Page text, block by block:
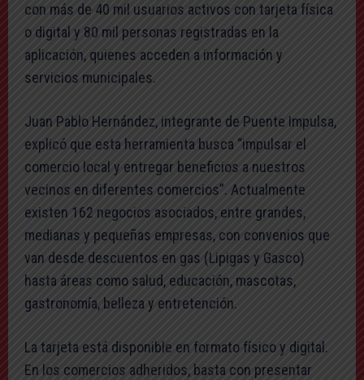
con más de 40 mil usuarios activos con tarjeta física
o digital y 80 mil personas registradas en la
aplicación, quienes acceden a información y
servicios municipales.
Juan Pablo Hernández, integrante de Puente Impulsa,
explicó que esta herramienta busca “impulsar el
comercio local y entregar beneficios a nuestros
vecinos en diferentes comercios”. Actualmente
existen 162 negocios asociados, entre grandes,
medianas y pequeñas empresas, con convenios que
van desde descuentos en gas (Lipigas y Gasco)
hasta áreas como salud, educación, mascotas,
gastronomía, belleza y entretención.
La tarjeta está disponible en formato físico y digital.
En los comercios adheridos, basta con presentar